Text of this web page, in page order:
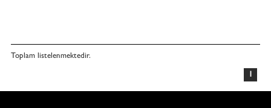
Toplam listelenmektedir.
1